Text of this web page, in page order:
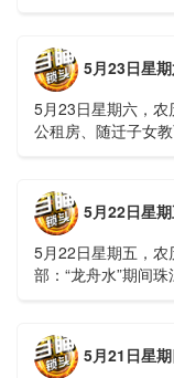
5月23日星
5月23日星期六，
公租房、随迁子女
5月22日星
5月22日星期五，
部：“龙舟水”期间
5月21日星